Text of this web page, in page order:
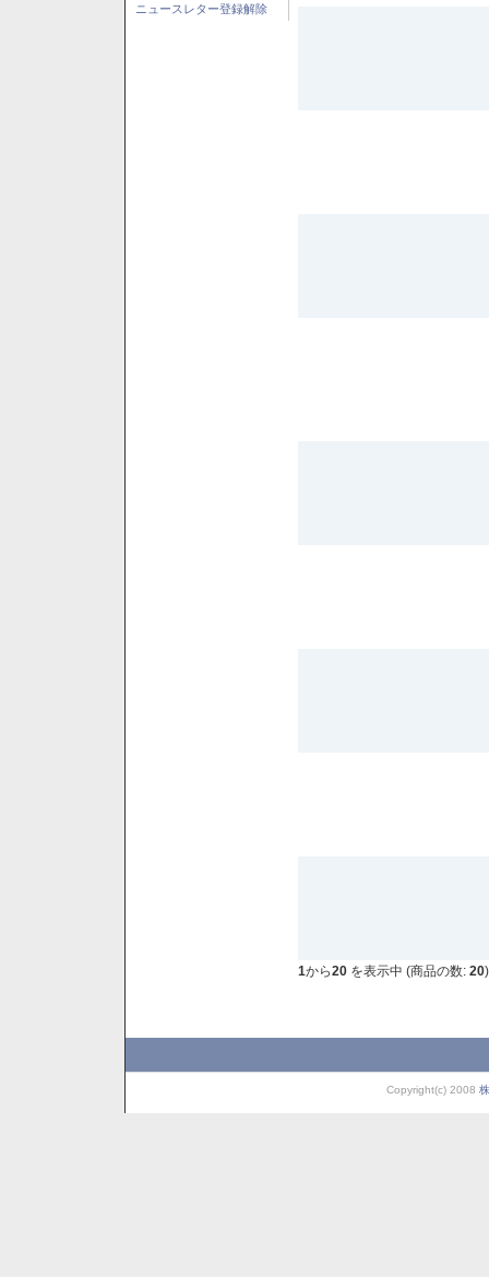
ニュースレター登録解除
1から20 を表示中 (商品の数: 20)
Copyright(c) 2008